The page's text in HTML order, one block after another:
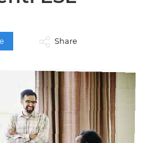
Share